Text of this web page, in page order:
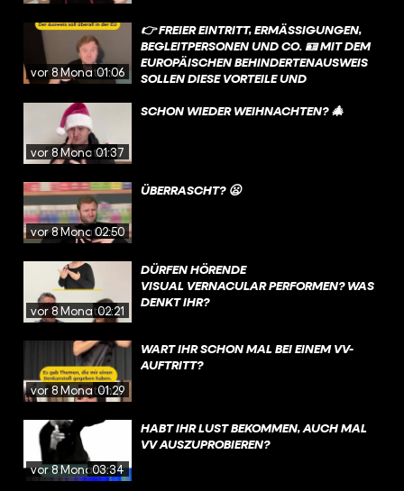
vor 8 Monaten
01:06
👉 FREIER EINTRITT, ERMÄSSIGUNGEN, B
EGLEITPERSONEN UND CO. 🪪 MIT DEM E
UROPÄISCHEN BEHINDERTENAUSWEIS S
OLLEN DIESE VORTEILE UND V
LLEN EU-LÄNDERN GELTEN❗
vor 8 Monaten
01:37
SCHON WIEDER WEIHNACHTEN? 🎄
vor 8 Monaten
02:50
ÜBERRASCHT? 😦
vor 8 Monaten02:21
DÜRFEN HÖRENDE
VISUAL VERNACULAR PERFORMEN? WAS
DENKT IHR?
vor 8 Monaten01:29
WART IHR SCHON MAL BEI EINEM VV-
AUFTRITT?
vor 8 Monaten
03:34
HABT IHR LUST BEKOMMEN, AUCH MAL
VV AUSZUPROBIEREN? ⠀